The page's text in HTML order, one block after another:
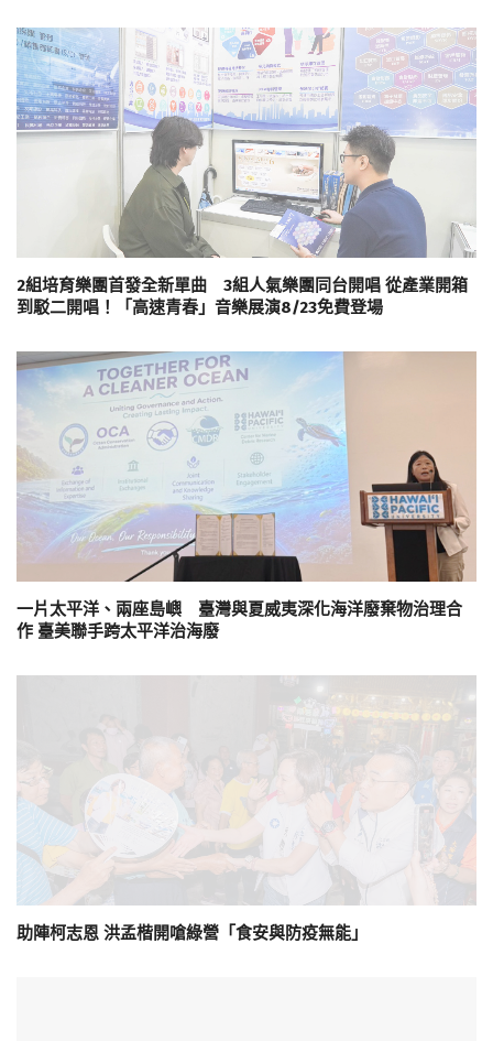
2組培育樂團首發全新單曲 3組人氣樂團同台開唱 從產業開箱
到駁二開唱！「高速青春」音樂展演8/23免費登場
一片太平洋、兩座島嶼 臺灣與夏威夷深化海洋廢棄物治理合
作 臺美聯手跨太平洋治海廢
助陣柯志恩 洪孟楷開嗆綠營「食安與防疫無能」